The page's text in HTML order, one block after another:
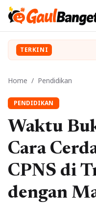
TERKINI
Home / Pendidikan
PENDIDIKAN
Waktu
Cara
CPNS di
dengan